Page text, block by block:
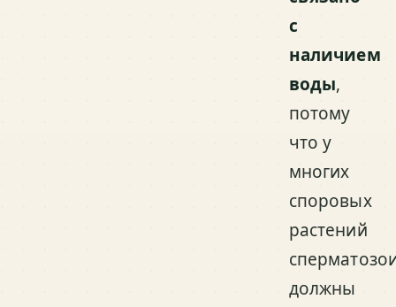
с
наличием
воды,
потому
что у
многих
споровых
растений
должны